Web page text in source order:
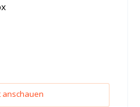
anschauen